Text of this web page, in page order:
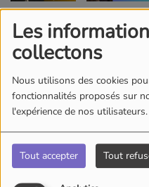
Les
collectons
Nous utilisons des cookies
fonctionnalités proposés sur
l'expérience de nos utilisateurs.
Tout accepter Tout